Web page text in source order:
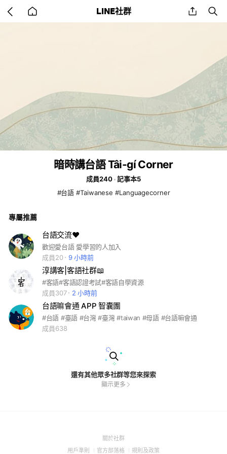
back
to
LINE社群 share
暗時講台語 Tâi-gí Corner
成員240
記事本5
#台語 #Taiwanese #Languagecorner
專屬推薦
台語交流❤️
歡迎愛台語 愛學習的人加入
成員20
9 小時前
淳講客|客語社群📖
#客語#客語認證考試#客語自學資源
成員307
2 小時前
台語嘛會通 APP 智囊團
#台語 #臺語 #台灣 #臺灣 #taiwan #母語 #台語嘛會通
成員638
還有其他眾多社群等您來探索
顯示更多
關於社群(Open
用戶準則 (Open
官方部落格 (Open
規則及政策(Open